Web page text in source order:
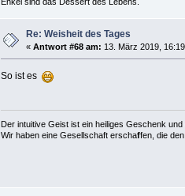
Re: Weisheit des Tages
«Antwort #68 am: 13. März 2019,
So ist es
Der intuitive Geist ist ein heiliges Geschenk
Wir haben eine Gesellschaft erschaffen, die